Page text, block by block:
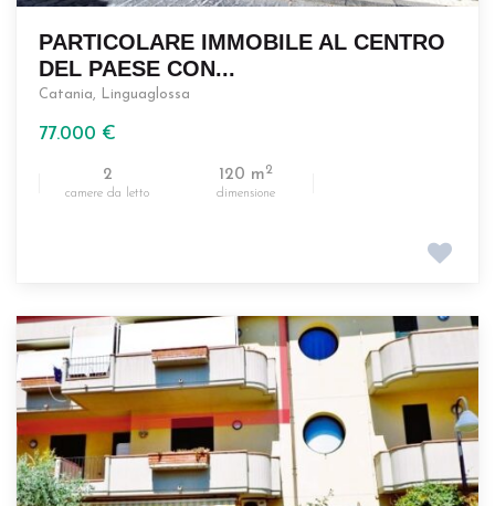
PARTICOLARE IMMOBILE AL CENTRO
DEL PAESE CON...
Catania, Linguaglossa
77.000 €
2
camere da letto
120 m2
dimensione